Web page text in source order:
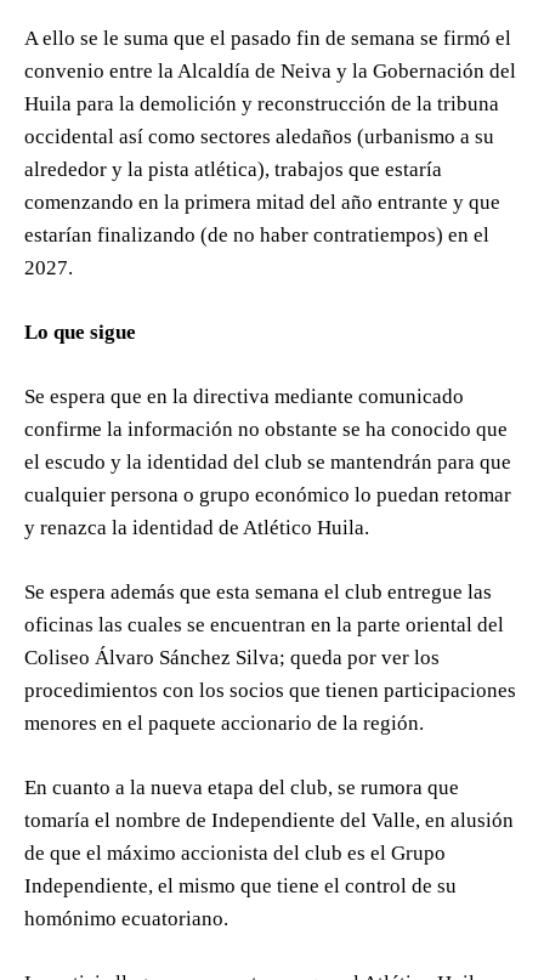
A ello se le suma que el pasado fin de semana se firmó el
convenio entre la Alcaldía de Neiva y la Gobernación del
Huila para la demolición y reconstrucción de la tribuna
occidental así como sectores aledaños (urbanismo a su
alrededor y la pista atlética), trabajos que estaría
comenzando en la primera mitad del año entrante y que
estarían finalizando (de no haber contratiempos) en el
2027.
Lo que sigue
Se espera que en la directiva mediante comunicado
confirme la información no obstante se ha conocido que
el escudo y la identidad del club se mantendrán para que
cualquier persona o grupo económico lo puedan retomar
y renazca la identidad de Atlético Huila.
Se espera además que esta semana el club entregue las
oficinas las cuales se encuentran en la parte oriental del
Coliseo Álvaro Sánchez Silva; queda por ver los
procedimientos con los socios que tienen participaciones
menores en el paquete accionario de la región.
En cuanto a la nueva etapa del club, se rumora que
tomaría el nombre de Independiente del Valle, en alusión
de que el máximo accionista del club es el Grupo
Independiente, el mismo que tiene el control de su
homónimo ecuatoriano.